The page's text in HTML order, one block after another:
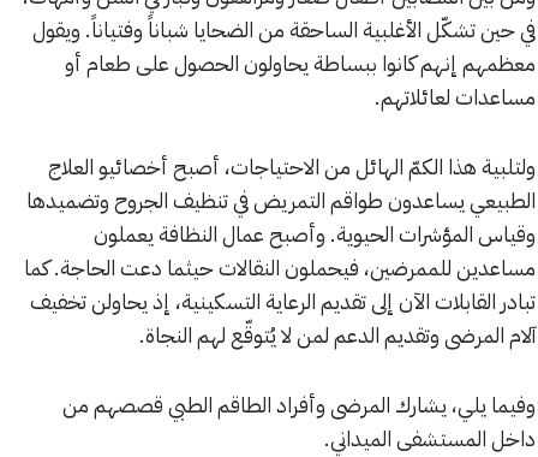
في حين تشكّل الأغلبية الساحقة من الضحايا شباناً وفتياناً. ويقول
معظمهم إنهم كانوا ببساطة يحاولون الحصول على طعام أو
مساعدات لعائلاتهم.
ولتلبية هذا الكمّ الهائل من الاحتياجات، أصبح أخصائيو العلاج
الطبيعي يساعدون طواقم التمريض في تنظيف الجروح وتضميدها
وقياس المؤشرات الحيوية. وأصبح عمال النظافة يعملون
مساعدين للممرضين، فيحملون النقالات حيثما دعت الحاجة. كما
تبادر القابلات الآن إلى تقديم الرعاية التسكينية، إذ يحاولن تخفيف
آلام المرضى وتقديم الدعم لمن لا يُتوقّع لهم النجاة.
وفيما يلي، يشارك المرضى وأفراد الطاقم الطبي قصصهم من
داخل المستشفى الميداني.